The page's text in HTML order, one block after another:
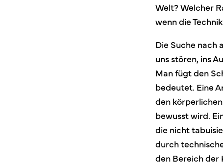
Welt? Welcher
wenn die
Die Suche nach
uns stören, ins
Man fügt den
bedeutet. Eine
den
bewusst wird.
die nicht
durch
den Bereich der